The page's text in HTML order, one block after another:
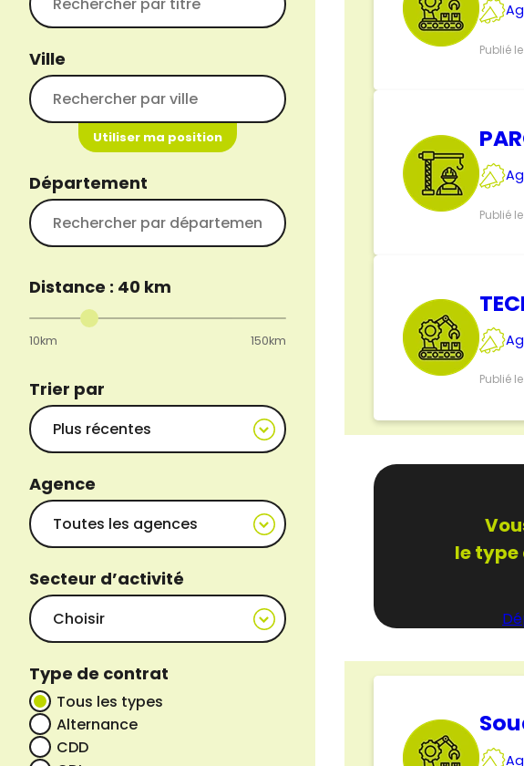
Ville
Utiliser ma position
Département
Distance : 40 km
10km 150km
Trier par
Agence
Secteur d’activité
Type de contrat
Tous les types
Alternance
CDD
Publié
Publié
Publié
le type